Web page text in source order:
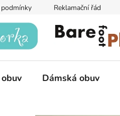
Reklamační řád
Dámská obuv